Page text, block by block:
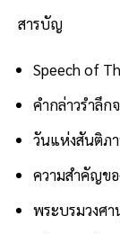
สารบัญ
Speech of
คำกล่าวรำลึ
วันแห่งสันติภ
ความสำคัญข
พระบรมวงศา